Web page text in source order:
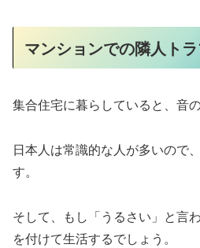
マンションでの隣人ト
集合住宅に暮らしていると、音
日本人は常識的な人が多いので
す。
そして、もし「うるさい」と言
を付けて生活するでしょう。